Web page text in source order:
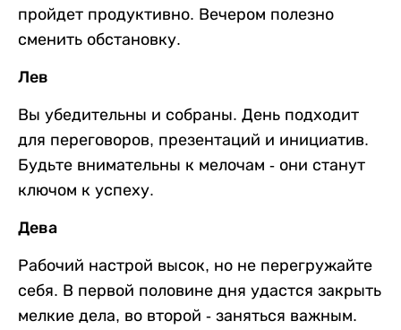
пройдет продуктивно. Вечером полезно
сменить обстановку.
Лев
Вы убедительны и собраны. День подходит
для переговоров, презентаций и инициатив.
Будьте внимательны к мелочам - они станут
ключом к успеху.
Дева
Рабочий настрой высок, но не перегружайте
себя. В первой половине дня удастся закрыть
мелкие дела, во второй - заняться важным.